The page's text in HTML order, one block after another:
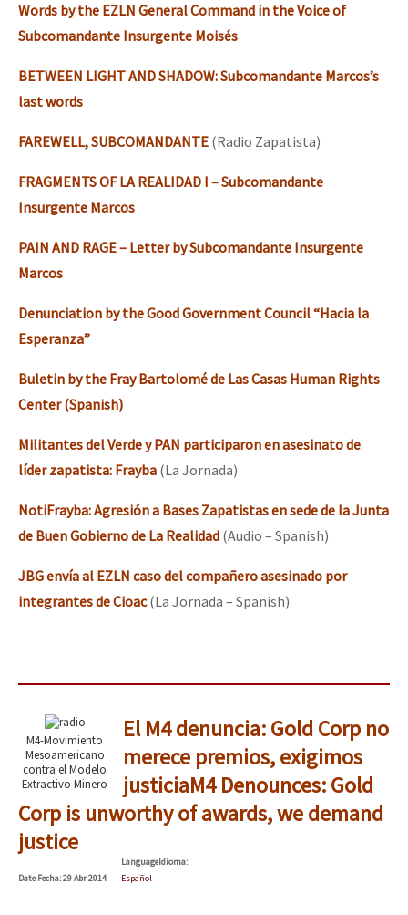
Words by the EZLN General Command in the Voice of
Subcomandante Insurgente Moisés
BETWEEN LIGHT AND SHADOW: Subcomandante Marcos’s
last words
FAREWELL, SUBCOMANDANTE (Radio Zapatista)
FRAGMENTS OF LA REALIDAD I – Subcomandante
Insurgente Marcos
PAIN AND RAGE – Letter by Subcomandante Insurgente
Marcos
Denunciation by the Good Government Council “Hacia la
Esperanza”
Buletin by the Fray Bartolomé de Las Casas Human Rights
Center (Spanish)
Militantes del Verde y PAN participaron en asesinato de
líder zapatista: Frayba (La Jornada)
NotiFrayba: Agresión a Bases Zapatistas en sede de la Junta
de Buen Gobierno de La Realidad (Audio – Spanish)
JBG envía al EZLN caso del compañero asesinado por
integrantes de Cioac(La Jornada – Spanish)
M4-Movimiento
Mesoamericano
contra el Modelo
Extractivo Minero
El M4 denuncia: Gold Corp no
merece premios, exigimos
justiciaM4 Denounces: Gold
Corp is unworthy of awards, we demand
justice
DateFecha: 29 Abr 2014
LanguageIdioma:
Español